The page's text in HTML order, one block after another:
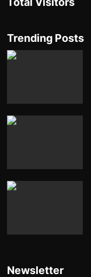
Trending Posts
Newsletter